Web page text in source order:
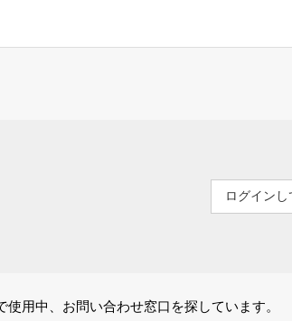
ログイン
使用中、お問い合わせ窓口を探しています。